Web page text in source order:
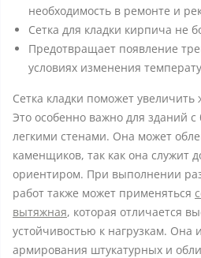
необходимость в ремонте и
Сетка для кладки кирпича не
Предотвращает появление
условиях изменения
Сетка кладки поможет увеличить
Это особенно важно для зданий
легкими стенами. Она может
каменщиков, так как она служит
ориентиром. При выполнении
работ также может применяться
вытяжная, которая отличается
устойчивостью к нагрузкам. Она
армирования штукатурных и